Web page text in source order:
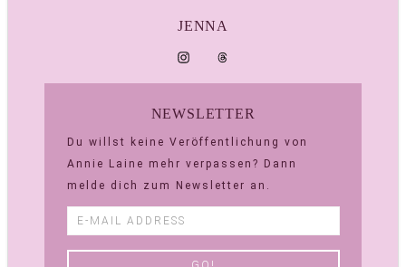
JENNA
NEWSLETTER
Du willst keine Veröffentlichung von
Annie Laine mehr verpassen? Dann
melde dich zum Newsletter an.